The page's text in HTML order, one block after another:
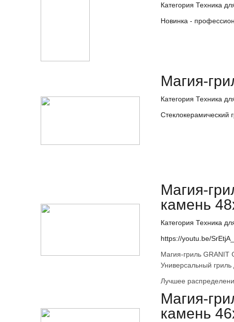
Категория Техника
Новинка -
Магия-
Категория Техника
Стеклокерамический
Магия-
камень
Категория Техника
https://youtu.be/
Магия-гриль GRANIT
Универсальный
Лучшее
Магия-
камень